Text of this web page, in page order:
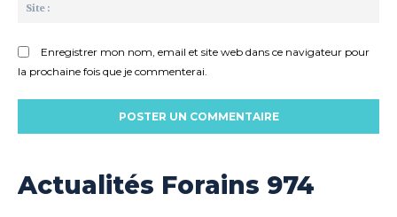
Enregistrer mon nom, email et site web dans ce navigateur pour
la prochaine fois que je commenterai.
Actualités Forains 974